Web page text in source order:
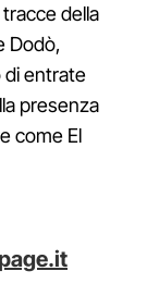
della
Dodò,
di entrate
presenza
come El